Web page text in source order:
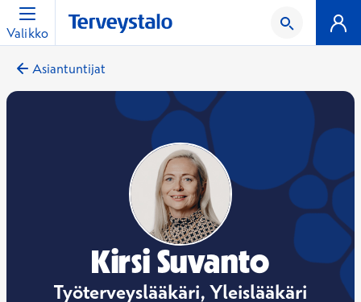
Valikko
Asiantuntijat
Kirsi Suvanto
Työterveyslääkäri, Yleislääkäri